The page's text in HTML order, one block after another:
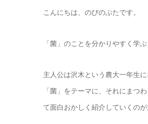
こんにちは、のびのぶたです。
「菌」のことを分かりやすく学
主人公は沢木という農大一年生に
「菌」をテーマに、それにまつ
て面白おかしく紹介していくのが